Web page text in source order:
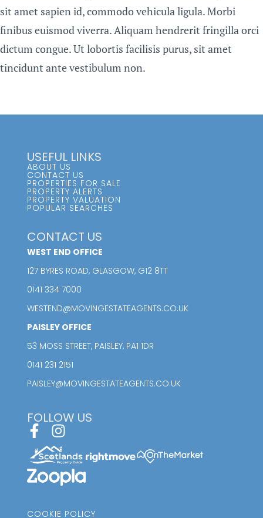
sit amet sapien id, commodo vehicula ligula. Morbi
finibus euismod viverra. Aliquam hendrerit fringilla orci
dictum congue. Ut lobortis facilisis purus, sit amet
tincidunt ante vestibulum non.
USEFUL LINKS
ABOUT US
CONTACT US
PROPERTIES FOR SALE
PROPERTY ALERTS
PROPERTY VALUATION
POPULAR SEARCHES
CONTACT US
WEST END OFFICE
127 BYRES ROAD, GLASGOW, G12 8TT
0141 334 7000
WESTEND@MOVINGESTATEAGENTS.CO.UK
PAISLEY OFFICE
53 MOSS STREET, PAISLEY, PA1 1DR
0141 231 2151
PAISLEY@MOVINGESTATEAGENTS.CO.UK
FOLLOW US
COOKIE POLICY